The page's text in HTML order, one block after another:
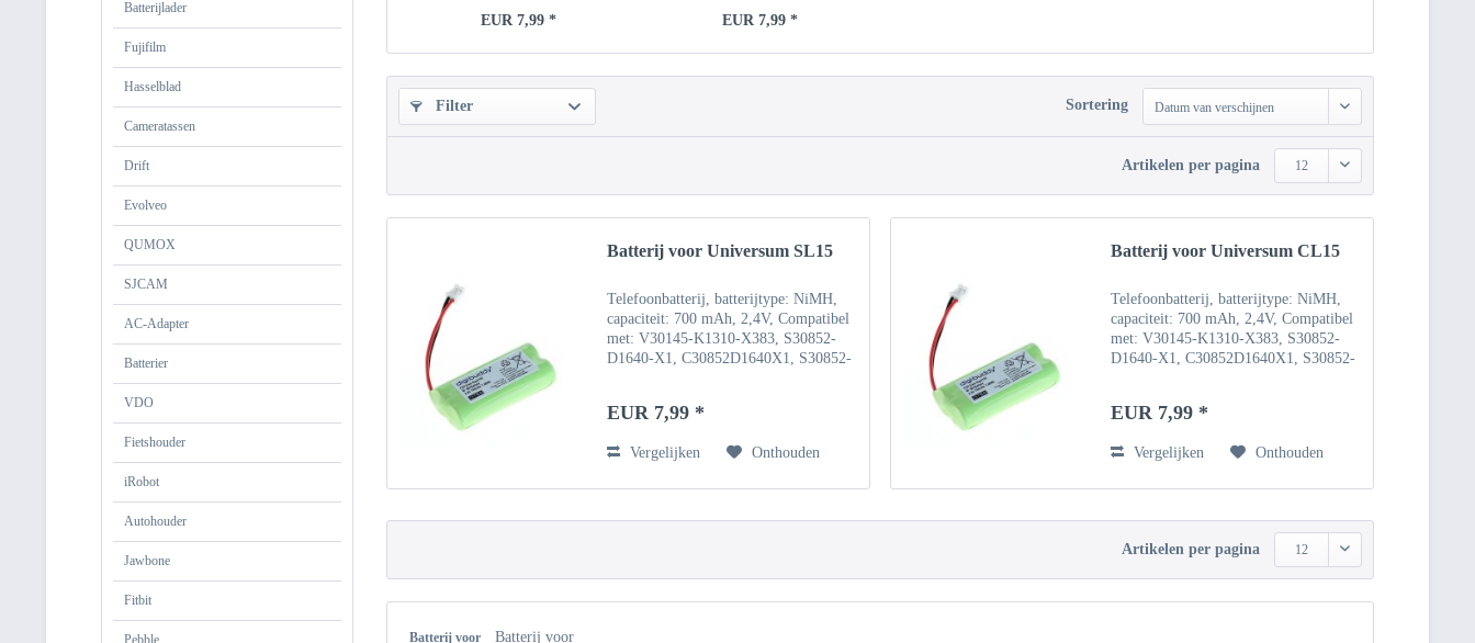
Batterijlader
Fujifilm
Hasselblad
Cameratassen
Drift
Evolveo
QUMOX
SJCAM
AC-Adapter
Batterier
VDO
Fietshouder
iRobot
Autohouder
Jawbone
Fitbit
Pebble
EUR 7,99 * EUR 7,99 *
Filter Sortering Datum van verschijnen
Artikelen per pagina 12
Batterij voor Universum SL15
Telefoonbatterij, batterijtype: NiMH,
capaciteit: 700 mAh, 2,4V, Compatibel
met: V30145-K1310-X383, S30852-
D1640-X1, C30852D1640X1, S30852-
EUR 7,99 *
Vergelijken Onthouden
Batterij voor Universum CL15
Telefoonbatterij, batterijtype: NiMH,
capaciteit: 700 mAh, 2,4V, Compatibel
met: V30145-K1310-X383, S30852-
D1640-X1, C30852D1640X1, S30852-
EUR 7,99 *
Vergelijken Onthouden
Artikelen per pagina 12
Batterij voor Batterij voor